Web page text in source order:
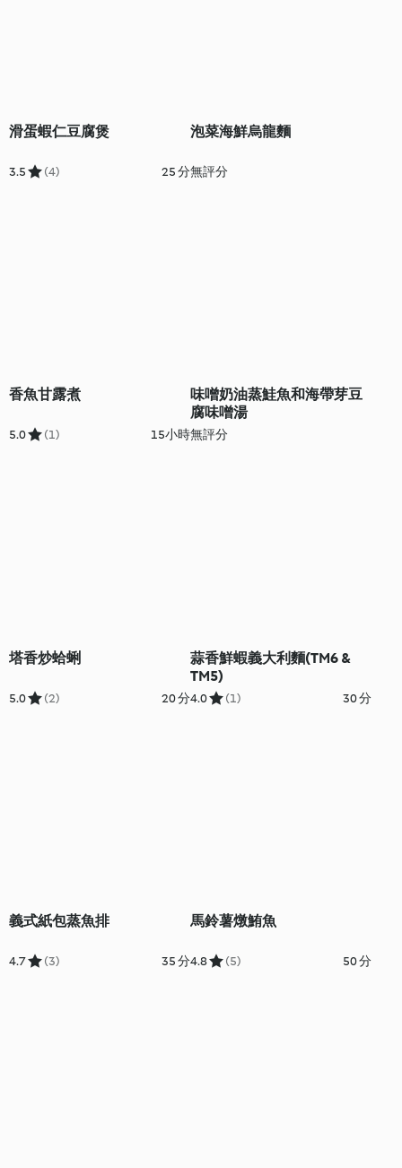
滑蛋蝦仁豆腐煲
3.5 (4) 25 分
泡菜海鮮烏龍麵
無評分
香魚甘露煮
5.0 (1) 15小時
味噌奶油蒸鮭魚和海帶芽豆
腐味噌湯
無評分
塔香炒蛤蜊
5.0 (2) 20 分
蒜香鮮蝦義大利麵(TM6 &
TM5)
4.0 (1) 30 分
義式紙包蒸魚排
4.7 (3) 35 分
馬鈴薯燉鮪魚
4.8 (5) 50 分